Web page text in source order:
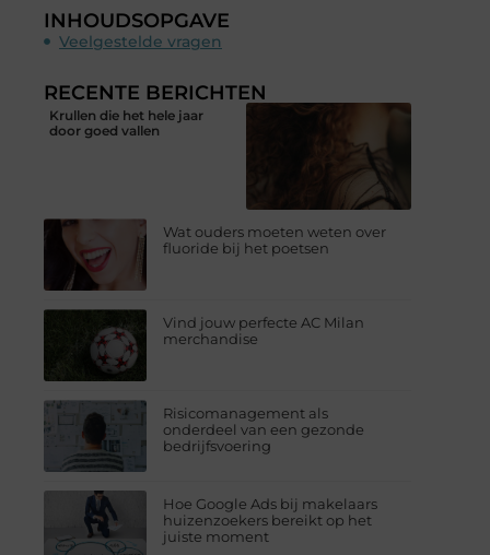
INHOUDSOPGAVE
Veelgestelde vragen
RECENTE BERICHTEN
Krullen die het hele jaar
door goed vallen
Wat ouders moeten weten over
fluoride bij het poetsen
Vind jouw perfecte AC Milan
merchandise
Risicomanagement als
onderdeel van een gezonde
bedrijfsvoering
Hoe Google Ads bij makelaars
huizenzoekers bereikt op het
juiste moment